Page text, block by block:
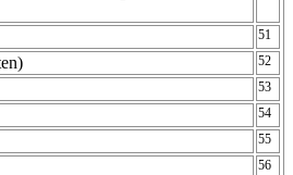
51
52
53
54
55
56